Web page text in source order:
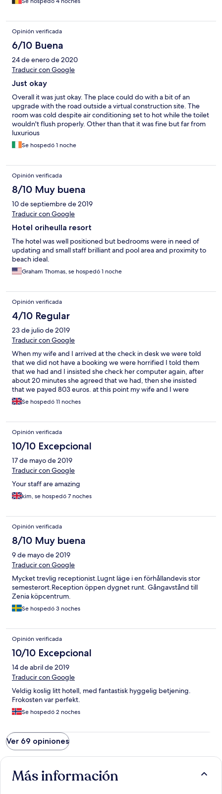
Opinión verificada
6/10 Buena
24 de enero de 2020
Traducir con Google
Just okay
Overall it was just okay. The place could do with a bit of an
upgrade with the road outside a virtual construction site. The
room was cold despite air conditioning set to hot while the toilet
wouldn't flush properly. Other than that it was fine but far from
luxurious
Se hospedó 1 noche
Opinión verificada
8/10 Muy buena
10 de septiembre de 2019
Traducir con Google
Hotel oriheulla resort
The hotel was well positioned but bedrooms were in need of
updating and small staff brilliant and pool area and proximity to
beach ideal.
Graham Thomas, se hospedó 1 noche
Opinión verificada
4/10 Regular
23 de julio de 2019
Traducir con Google
When my wife and I arrived at the check in desk we were told
that we did not have a booking we were horrified I told them
that we had and I insisted she check her computer again, after
about 20 minutes she agreed that we had, then she insisted
that we payed 803 euros. at this point my wife and I were
shaking. Eventually it was agreed that we had paid, then we
were told to go to our room with a signal with back of her hand.
there was no fridge, drinking warm water night/morning was
not ideal. To make our mood even worse that evening we found
out that the hotel restaurant and bar were closed and would
remain closed for the rest of our holiday. We had to have late
drink in a bar accessible by walking under a motorway. I do not
know the reason for the closure as they refused to tell us. All in
Se hospedó 11 noches
Opinión verificada
10/10 Excepcional
17 de mayo de 2019
Traducir con Google
Your staff are amazing
kim, se hospedó 7 noches
Opinión verificada
8/10 Muy buena
9 de mayo de 2019
Traducir con Google
Mycket trevlig receptionist.Lugnt läge i en förhållandevis stor
semesterort.Reception öppen dygnet runt. Gångavstånd till
Zenia köpcentrum.
Se hospedó 3 noches
Opinión verificada
10/10 Excepcional
14 de abril de 2019
Traducir con Google
Veldig koslig litt hotell, med fantastisk hyggelig betjening.
Frokosten var perfekt.
Se hospedó 2 noches
Ver 69 opiniones
Más información